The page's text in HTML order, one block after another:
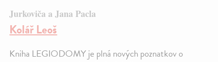
Jurkoviča a Jana Pacla
Kolář Leoš
Kniha LEGIODOMY je plná nových poznatkov o